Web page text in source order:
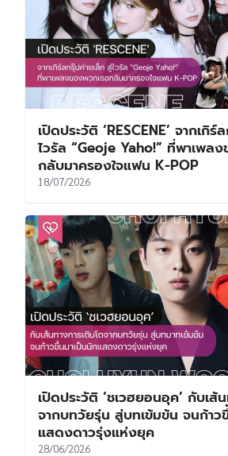
เปิดประวัติ ‘RESCENE’ จากเกิ
ไวรัล “Geoje Yaho!” ที่พาเพล
กลับมาครองใจแฟน K-POP
18/07/2026
เปิดประวัติ ‘ชเวฮยอนอุค’ กับเส้
จากบทวัยรุ่น สู่บทเข้มข้น จนก้าว
แสดงดาวรุ่งแห่งยุค
28/06/2026